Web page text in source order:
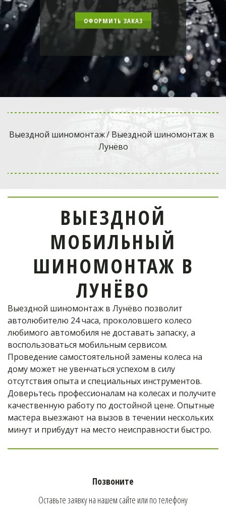
ОФОРМИТЬ ЗАКАЗ
в Одинцово
отремонтирует шину!
Телефон оператора:
+7 (926) 976-03-37
ОФОРМИТЬ ЗАКАЗ
Выездной шиномонтаж / Выездной шиномонтаж в
Лунёво
ВЫЕЗДНОЙ
МОБИЛЬНЫЙ
ШИНОМОНТАЖ В
ЛУНЁВО
Выездной шиномонтаж в Лунёво позволит
автолюбителю 24 часа, проколовшего колесо
любимого автомобиля не доставать запаску, а
воспользоваться мобильным сервисом.
Проведение самостоятельной замены колеса на
дому может не увенчаться успехом в силу
отсутствия опыта и специальных инструментов.
Доверьтесь профессионалам на колесах и получите
качественную работу по достойной цене. Опытные
мастера выезжают на вызов в течении нескольких
минут и прибудут на место неисправности быстро.
Позвоните
Оставьте заявку на нашем сайте или по телефону